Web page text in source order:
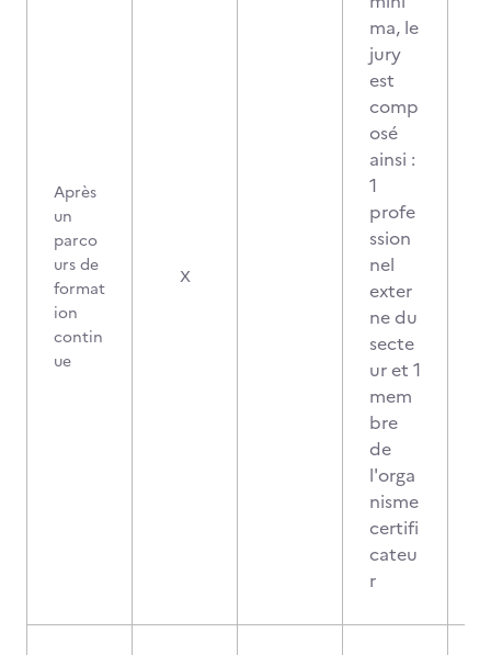
Après
un
parco
urs de
format
ion
contin
ue
X
ma, le
jury
est
comp
osé
ainsi :
1
profe
ssion
nel
exter
ne du
secte
ur et 1
mem
bre
de
l'orga
nisme
certifi
cateu
r